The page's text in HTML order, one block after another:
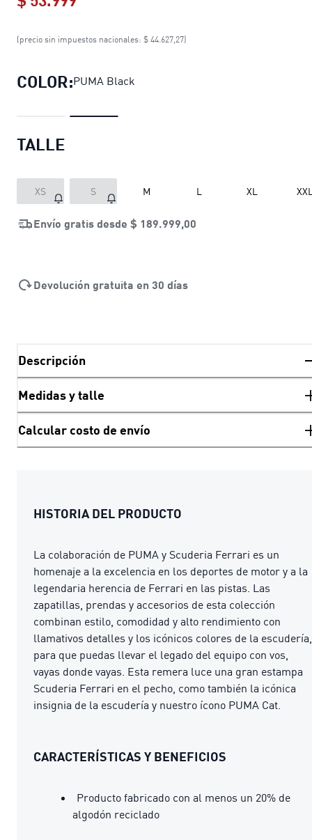
Remera holgada Scuderia Ferrari
(precio sin impuestos nacionales: $ 44.627,27)
COLOR:PUMA Black
TALLE
XS S M L XL
Envío gratis desde $ 189.999,00
Devolución gratuita en 30 días
Descripción
Medidas y talle
Calcular costo de envío
HISTORIA DEL PRODUCTO
La colaboración de PUMA y Scuderia Ferrari es un
homenaje a la excelencia en los deportes de motor y a la
legendaria herencia de Ferrari en las pistas. Las
zapatillas, prendas y accesorios de esta colección
combinan estilo, comodidad y alto rendimiento con
llamativos detalles y los icónicos colores de la escudería,
para que puedas llevar el legado del equipo con vos,
vayas donde vayas. Esta remera luce una gran estampa
Scuderia Ferrari en el pecho, como también la icónica
insignia de la escudería y nuestro ícono PUMA Cat.
CARACTERÍSTICAS Y BENEFICIOS
Producto fabricado con al menos un 20% de
algodón reciclado